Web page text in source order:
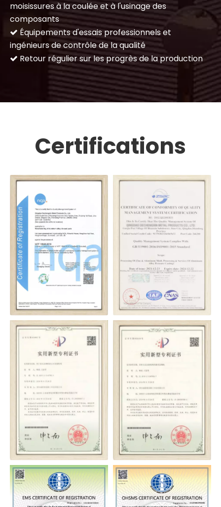
moisissures à la coulée et à l'usinage des
composants
 Équipements d'essais professionnels et
ingénieurs de contrôle de la qualité
 Retour régulier sur les progrès de la production
Certifications
IATF16949 ISO9001